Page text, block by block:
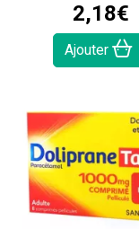
2,18€
Ajouter